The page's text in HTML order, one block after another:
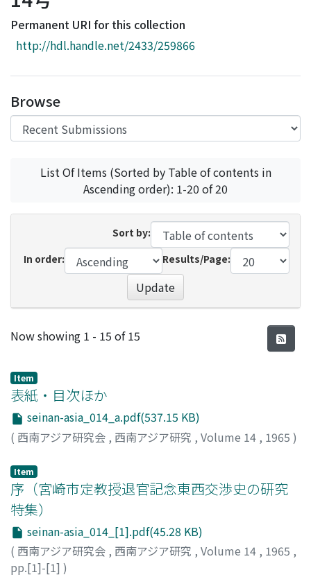
Download Ranking
Access Statistics
Permanent URI for this collection
http://hdl.handle.net/2433/259866
Browse
List Of Items (Sorted by Table of contents in
Ascending order): 1-20 of 20
Sort by:
In order:
Results/Page:
Update
Recent Submissions
Now showing 1 - 15 of 15
Item
表紙・目次ほか
seinan-asia_014_a.pdf(537.15 KB)
( 西南アジア研究会 , 西南アジア研究 , Volume 14 , 1965 )
Item
序（宮崎市定教授退官記念東西交渉史の研究
特集）
seinan-asia_014_[1].pdf(45.28 KB)
( 西南アジア研究会 , 西南アジア研究 , Volume 14 , 1965 ,
pp.[1]-[1] )